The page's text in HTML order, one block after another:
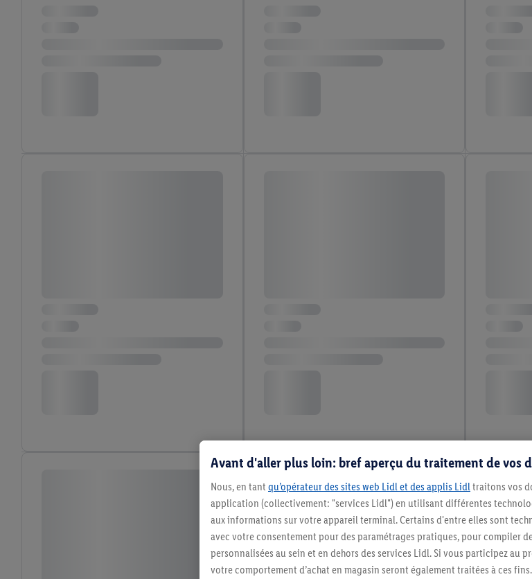
Avant d'aller plus loin: bref aperçu du traitement de vos
Nous, en tant qu’opérateur des sites web Lidl et des applis Lidltraitons vos
application (collectivement: "services Lidl") en utilisant différentes
aux informations sur votre appareil terminal. Certains d'entre elles sont
avec votre consentement pour des paramétrages pratiques, pour compiler
personnalisées au sein et en dehors des services Lidl. Si vous participez au
votre comportement d’achat en magasin seront également traitées à ces fins.